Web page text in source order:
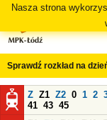
Nasza strona
Sprawdź rozkład na
Z Z1 Z2 0 1 2
41 43 45